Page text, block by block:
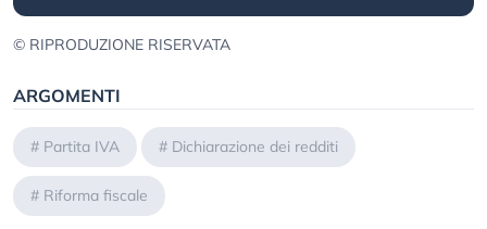
© RIPRODUZIONE RISERVATA
ARGOMENTI
# Partita IVA # Dichiarazione dei redditi
# Riforma fiscale